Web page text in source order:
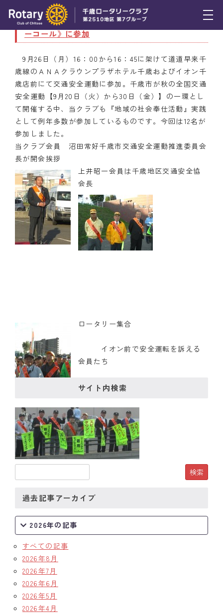
トピックス
例会報告
活動報告
理事会報告
スケジュール
年間プログラム
木曜会
組織図
クラブのあゆみ
クラブの歴史
例会場・事務局の案内
リンク集
情報公開
9月26日（月） 秋の交通安全運動《セーフティ
ーコール》に参加
9月26日（月）16：00から16：45に架けて道道早来千
歳線のＡＮＡクラウンプラザホテル千歳およびイオン千
歳店前にて交通安全運動に参加。千歳市が秋の全国交通
安全運動【9月20日（火）から30日（金）】の一環とし
て開催する中、当クラブも『地域の社会奉仕活動』実践
として例年多数が参加しているものです。今回は12名が
参加しました。
当クラブ会員 沼田常好千歳市交通安全運動推進委員会
長が開会挨拶
上井昭一会員は千歳地区交通安全協
会長
ロータリー集合
イオン前で安全運転を訴える
会員たち
サイト内検索
過去記事アーカイブ
2026年の記事
すべての記事
2026年8月
2026年7月
2026年6月
2026年5月
2026年4月